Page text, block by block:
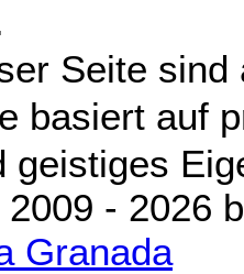
Seite
basiert auf
geistiges
- 2026
Granada